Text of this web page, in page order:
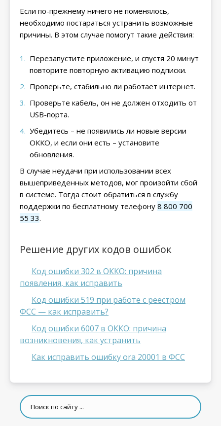
Если по-прежнему ничего не поменялось,
необходимо постараться устранить возможные
причины. В этом случае помогут такие действия:
Перезапустите приложение, и спустя 20 минут
повторите повторную активацию подписки.
Проверьте, стабильно ли работает интернет.
Проверьте кабель, он не должен отходить от
USB-порта.
Убедитесь – не появились ли новые версии
ОККО, и если они есть – установите
обновления.
В случае неудачи при использовании всех
вышеприведенных методов, мог произойти сбой
в системе. Тогда стоит обратиться в службу
поддержки по бесплатному телефону 8 800 700
55 33.
Решение других кодов ошибок
Код ошибки 302 в ОККО: причина
появления, как исправить
Код ошибки 519 при работе с реестром
ФСС — как исправить?
Код ошибки 6007 в ОККО: причина
возникновения, как устранить
Как исправить ошибку ora 20001 в ФСС